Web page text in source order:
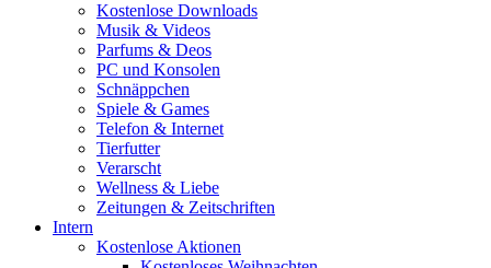
Kostenlose Downloads
Musik & Videos
Parfums & Deos
PC und Konsolen
Schnäppchen
Spiele & Games
Telefon & Internet
Tierfutter
Verarscht
Wellness & Liebe
Zeitungen & Zeitschriften
Intern
Kostenlose Aktionen